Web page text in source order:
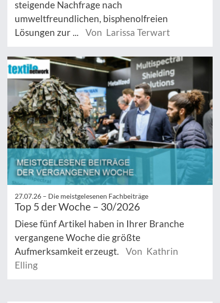
steigende Nachfrage nach
umweltfreundlichen, bisphenolfreien
Lösungen zur ...
Von Larissa Terwart
27.07.26 – Die meistgelesenen Fachbeiträge
Top 5 der Woche – 30/2026
Diese fünf Artikel haben in Ihrer Branche
vergangene Woche die größte
Aufmerksamkeit erzeugt.
Von Kathrin
Elling